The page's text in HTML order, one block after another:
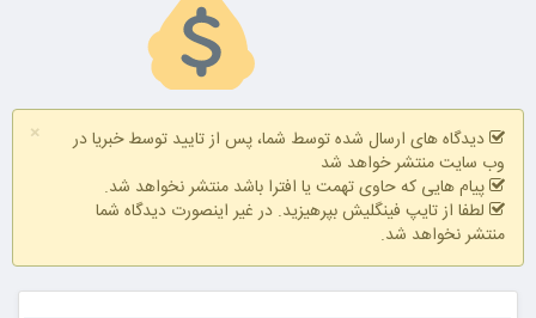
لینک خرید
×
دیدگاه های ارسال شده توسط شما، پس از تایید توسط خبریا در
وب سایت منتشر خواهد شد
پیام هایی که حاوی تهمت یا افترا باشد منتشر نخواهد شد.
لطفا از تایپ فینگلیش بپرهیزید. در غیر اینصورت دیدگاه شما
منتشر نخواهد شد.